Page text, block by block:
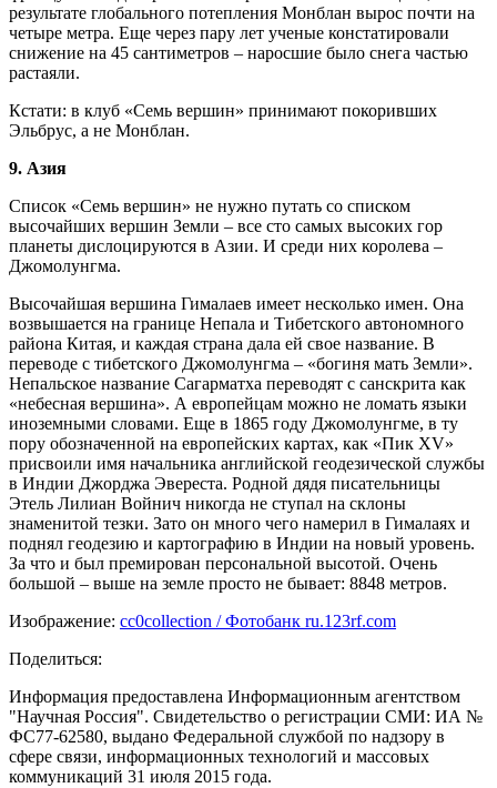
результате глобального потепления Монблан вырос почти на
четыре метра. Еще через пару лет ученые констатировали
снижение на 45 сантиметров – наросшие было снега частью
растаяли.
Кстати: в клуб «Семь вершин» принимают покоривших
Эльбрус, а не Монблан.
9. Азия
Список «Семь вершин» не нужно путать со списком
высочайших вершин Земли – все сто самых высоких гор
планеты дислоцируются в Азии. И среди них королева –
Джомолунгма.
Высочайшая вершина Гималаев имеет несколько имен. Она
возвышается на границе Непала и Тибетского автономного
района Китая, и каждая страна дала ей свое название. В
переводе с тибетского Джомолунгма – «богиня мать Земли».
Непальское название Сагарматха переводят с санскрита как
«небесная вершина». А европейцам можно не ломать языки
иноземными словами. Еще в 1865 году Джомолунгме, в ту
пору обозначенной на европейских картах, как «Пик XV»
присвоили имя начальника английской геодезической службы
в Индии Джорджа Эвереста. Родной дядя писательницы
Этель Лилиан Войнич никогда не ступал на склоны
знаменитой тезки. Зато он много чего намерил в Гималаях и
поднял геодезию и картографию в Индии на новый уровень.
За что и был премирован персональной высотой. Очень
большой – выше на земле просто не бывает: 8848 метров.
Изображение: cc0collection / Фотобанк ru.123rf.com
Поделиться:
Информация предоставлена Информационным агентством
"Научная Россия". Свидетельство о регистрации СМИ: ИА №
ФС77-62580, выдано Федеральной службой по надзору в
сфере связи, информационных технологий и массовых
коммуникаций 31 июля 2015 года.